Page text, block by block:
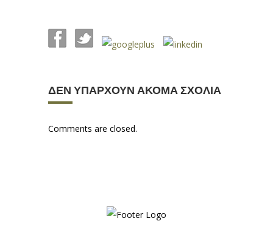
ΔΕΝ ΥΠΆΡΧΟΥΝ ΑΚΌΜΑ ΣΧΌΛΙΑ
Comments are closed.